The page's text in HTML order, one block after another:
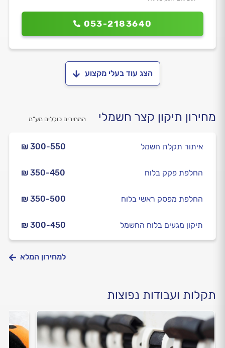
053-2183640
הצג עוד בעלי מקצוע
מחירון תיקון קצר חשמלי המחירים כוללים מע”מ
₪ 300-550 איתור תקלת חשמל
₪ 350-450 החלפת פקק בלוח
₪ 350-500 החלפת מפסק ראשי בלוח
₪ 300-450 תיקון מגעים בלוח החשמל
למחירון המלא
תקלות ועבודות נפוצות